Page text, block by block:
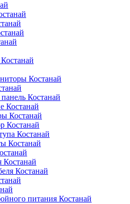
Костанай
Костанай
Костанай
Костанай
Костанай
Костанай
Костанай
Костанай
Костанай
питания Костанай